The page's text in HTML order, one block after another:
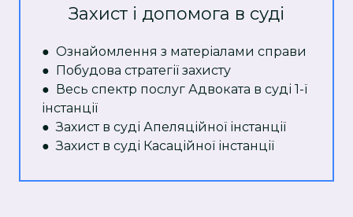
Захист і допомога в суді
● Ознайомлення з матеріалами справи
● Побудова стратегії захисту
● Весь спектр послуг Адвоката в суді 1-ї
інстанції
● Захист в суді Апеляційної інстанції
● Захист в суді Касаційної інстанції